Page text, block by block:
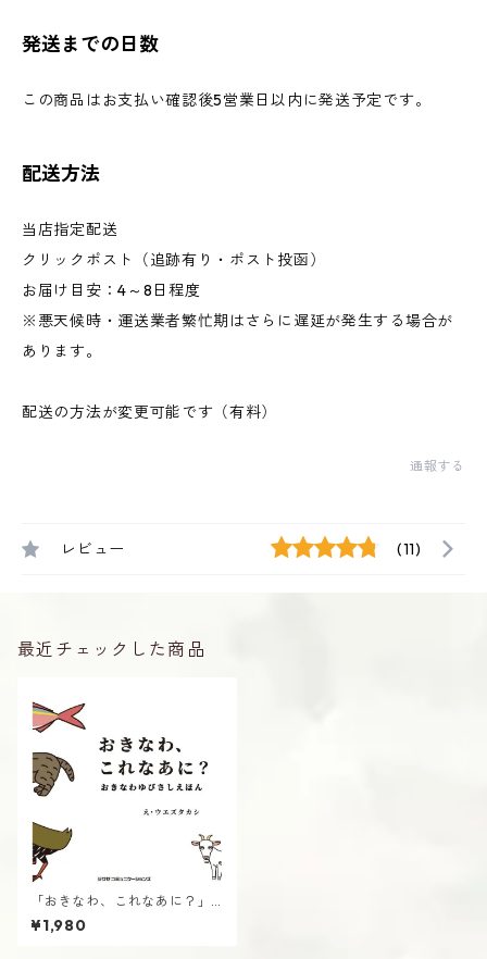
発送までの日数
この商品はお支払い確認後5営業日以内に発送予定です。
配送方法
当店指定配送
クリックポスト（追跡有り・ポスト投函）
お届け目安：4～8日程度
※悪天候時・運送業者繁忙期はさらに遅延が発生する場合が
あります。
配送の方法が変更可能です（有料）
通報する
レビュー (11)
最近チェックした商品
「おきなわ、これなあに？」
書籍
¥1,980